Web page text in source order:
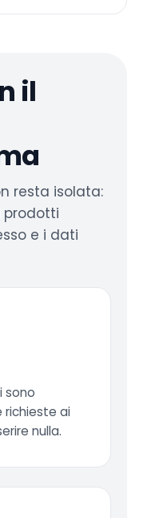
il
resta isolata:
prodotti
e i dati
sono
richieste ai
nulla.